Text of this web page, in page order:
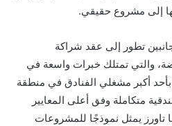
إلى مشروع حقيقي.
تطور إلى عقد شراكة
والتي تمتلك خبرات واسعة في
أكبر مشغلي الفنادق في منطقة
متكاملة وفق أعلى المعايير
تاورز يمثل نموذجًا للمشروعات